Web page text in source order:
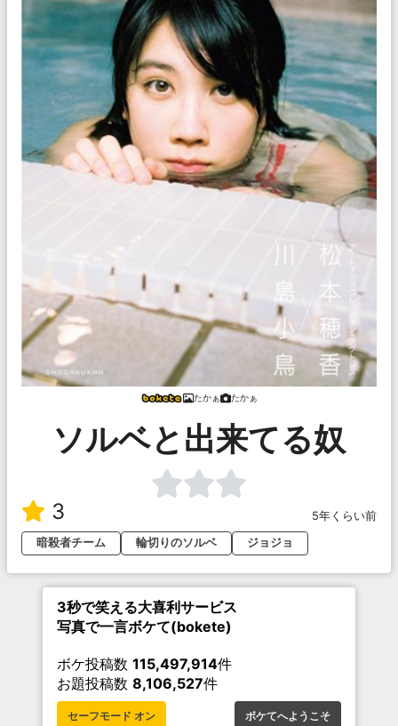
たかぁ たかぁ
ソルベと出来てる奴
3
5年くらい前
暗殺者チーム
輪切りのソルベ ジョジョ
3秒で笑える大喜利サービス
写真で一言ボケて(bokete)
ボケ投稿数 115,497,914件
お題投稿数 8,106,527件
セーフモード オン ボケてへようこそ